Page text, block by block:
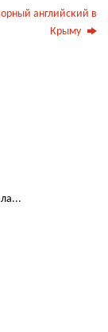
английский в
Крыму